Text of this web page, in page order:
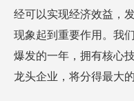
经可以实现经济效益，
现象起到重要作用。我
爆发的一年，拥有核心
龙头企业，将分得最大的